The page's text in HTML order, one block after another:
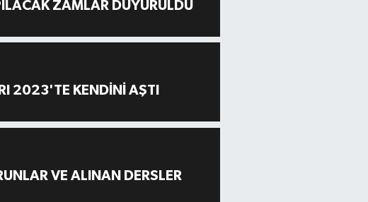
ZAMLAR DUYURULDU
2023'TE KENDİNİ AŞTI
VE ALINAN DERSLER